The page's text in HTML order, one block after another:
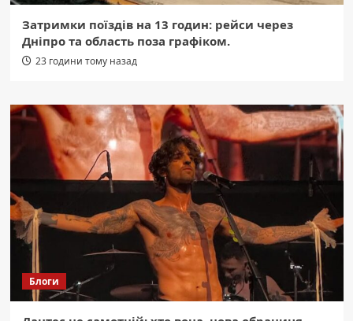
Затримки поїздів на 13 годин: рейси через
Дніпро та область поза графіком.
23 години тому назад
Блоги